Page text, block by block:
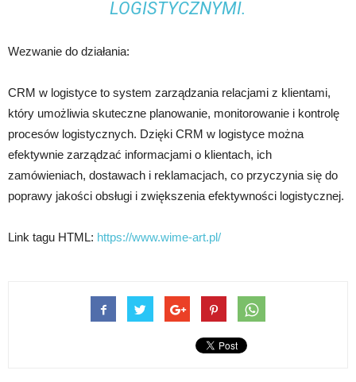
LOGISTYCZNYMI.
Wezwanie do działania:
CRM w logistyce to system zarządzania relacjami z klientami,
który umożliwia skuteczne planowanie, monitorowanie i kontrolę
procesów logistycznych. Dzięki CRM w logistyce można
efektywnie zarządzać informacjami o klientach, ich
zamówieniach, dostawach i reklamacjach, co przyczynia się do
poprawy jakości obsługi i zwiększenia efektywności logistycznej.
Link tagu HTML: https://www.wime-art.pl/